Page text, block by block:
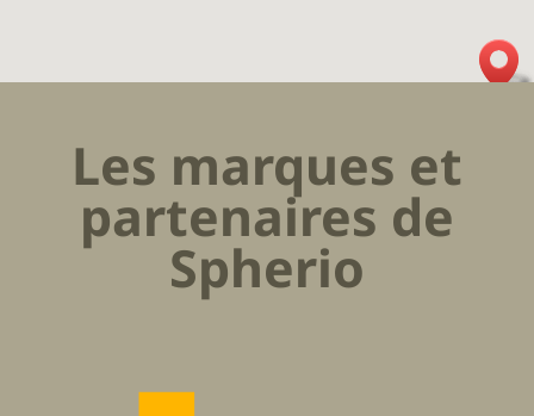
Les marques et
partenaires de
Spherio